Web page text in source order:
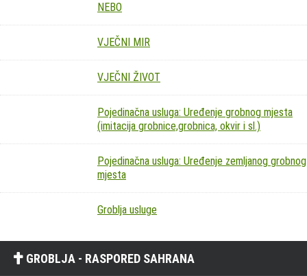
NEBO
VJEČNI MIR
VJEČNI ŽIVOT
Pojedinačna usluga: Uređenje grobnog mjesta
(imitacija grobnice,grobnica, okvir i sl.)
Pojedinačna usluga: Uređenje zemljanog grobnog
mjesta
Groblja usluge
GROBLJA - RASPORED SAHRANA